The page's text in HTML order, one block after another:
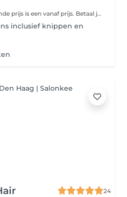
Exclusief haar! De genoemde prijs is een vanaf prijs. Betaal je online? Dan wordt het eventuele prijsverschil verrekend in de salon.
inclusief knippen en
24